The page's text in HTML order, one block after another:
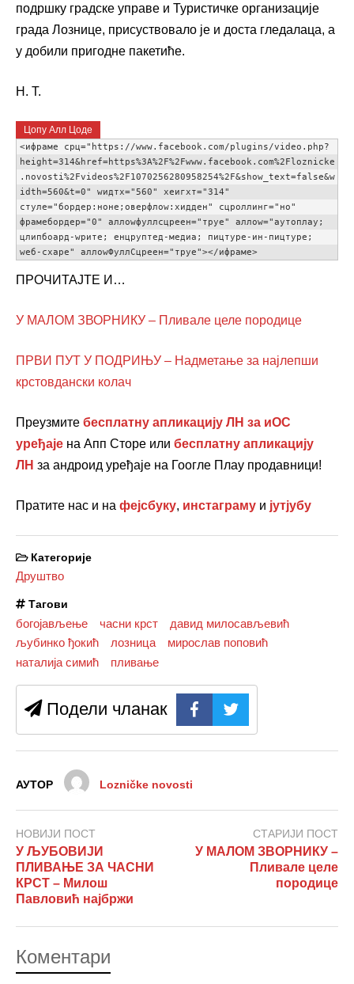
подршку градске управе и Туристичке организације
града Лознице, присуствовало је и доста гледалаца, а
у добили пригодне пакетиће.
Н. Т.
Цопy Алл Цоде
<ифраме срц="https://www.facebook.com/plugins/video.php?
height=314&href=https%3A%2F%2Fwww.facebook.com%2Floznicke
.novosti%2Fvideos%2F1070256280958254%2F&show_text=false&w
idth=560&t=0" wидтх="560" хеигхт="314"
стyле="бордер:ноне;оверфлоw:хидден" сцроллинг="но"
фрамебордер="0" аллоwфуллсцреен="труе" аллоw="аутоплаy;
цлипбоард-wрите; енцрyптед-медиа; пицтуре-ин-пицтуре;
wеб-схаре" аллоwФуллСцреен="труе"></ифраме>
ПРОЧИТАЈТЕ И…
У МАЛОМ ЗВОРНИКУ – Пливале целе породице
ПРВИ ПУТ У ПОДРИЊУ – Надметање за најлепши
крстовдански колач
Преузмите бесплатну апликацију ЛН за иОС
уређаје на Апп Сторе или бесплатну апликацију
ЛН за андроид уређаје на Гоогле Плаy продавници!
Пратите нас и на фејсбуку, инстаграму и јутјубу
Категорије
Друштво
Тагови
богојављење часни крст
давид милосављевић
љубинко ђокић
лозница
мирослав поповић
наталија симић
пливање
Подели чланак
АУТОР Lozničke novosti
НОВИЈИ ПОСТ
У ЉУБОВИЈИ
ПЛИВАЊЕ ЗА ЧАСНИ
КРСТ – Милош
Павловић најбржи
СТАРИЈИ ПОСТ
У МАЛОМ ЗВОРНИКУ –
Пливале целе
породице
Коментари